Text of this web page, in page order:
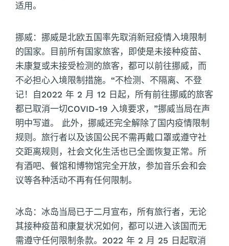
适用。
挪威：挪威是北欧五国率先取消新冠疫情入境限制
的国家。目前所有国家旅客，即使是未接种疫苗、
未康复或未接受检测的旅客，都可以前往挪威，而
不必担心入境限制措施。“不检测、不隔离、不登
记！自2022 年 2 月 12 日起，所有前往挪威的旅客
都已取消一切COVID-19 入境要求，”挪威当局在声
明中写道。 此外，挪威还完全解除了国内疫情限制
规则。旅行者以及该国公民不需再戴口罩或遵守社
交距离规则，社会文化生活也已全面恢复正常。所
有酒吧、餐馆和博物馆完全开放，参加音乐会和会
议等各种活动不再有任何限制。
冰岛：冰岛当局已于二月宣布，所有旅行者，无论
其接种疫苗和康复状况如何，都可以进入该国而无
需遵守任何限制条款。2022 年 2 月 25 日起取消